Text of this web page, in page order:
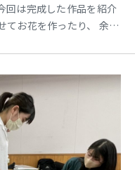
回は完成した作品を紹介
てお花を作ったり、 余っ
なさん工夫して取り組ん
になりま